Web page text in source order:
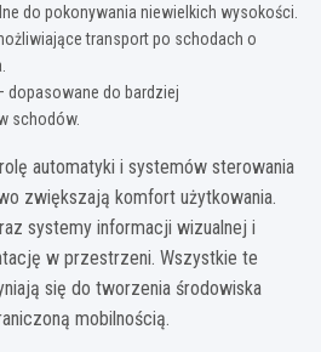
do pokonywania niewielkich wysokości.
transport po schodach o
dopasowane do bardziej
schodów.
automatyki i systemów sterowania
zwiększają komfort użytkowania.
systemy informacji wizualnej i
w przestrzeni. Wszystkie te
się do tworzenia środowiska
mobilnością.